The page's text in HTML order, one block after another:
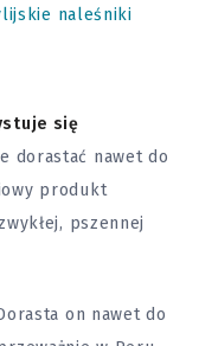
naleśniki
się
dorastać nawet do
produkt
pszennej
on nawet do